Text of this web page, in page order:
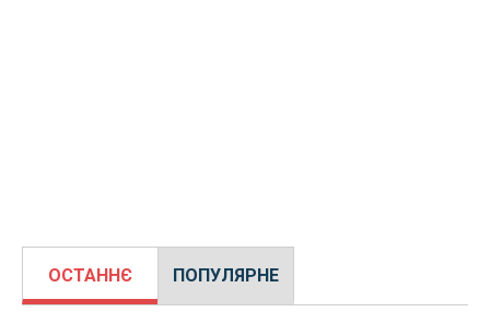
ОСТАННЄ ПОПУЛЯРНЕ